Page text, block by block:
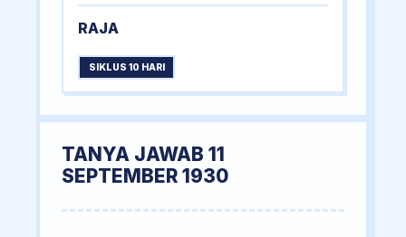
RAJA
SIKLUS 10 HARI
TANYA JAWAB 11
SEPTEMBER 1930